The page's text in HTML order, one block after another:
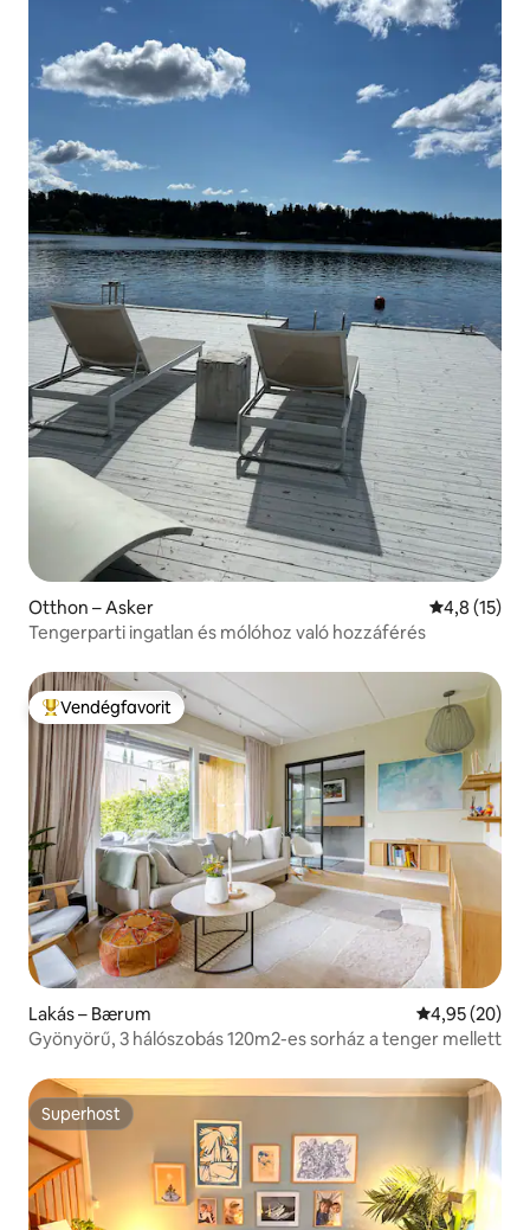
Otthon – Asker Átlagos
4,8 (15)
Tengerparti ingatlan és mólóhoz való hozzáférés
Kiemelt vendégfavorit
Vendégfavorit
Lakás – Bærum Átlagos
4,95 (20)
Gyönyörű, 3 hálószobás 120m2-es sorház a tenger mellett
Superhost
Superhost